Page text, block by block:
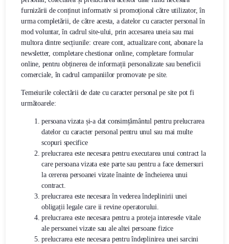
furnizării de conținut informativ si promoțional către utilizator, în
urma completării, de către acesta, a datelor cu caracter personal în
mod voluntar, în cadrul site-ului, prin accesarea uneia sau mai
multora dintre secțiunile: creare cont, actualizare cont, abonare la
newsletter, completare chestionar online, completare formular
online, pentru obținerea de informații personalizate sau beneficii
comerciale, în cadrul campaniilor promovate pe site.
Temeiurile colectării de date cu caracter personal pe site pot fi
următoarele:
persoana vizata și-a dat consimțământul pentru prelucrarea
datelor cu caracter personal pentru unul sau mai multe
scopuri specifice
prelucrarea este necesara pentru executarea unui contract la
care persoana vizata este parte sau pentru a face demersuri
la cererea persoanei vizate înainte de încheierea unui
contract.
prelucrarea este necesara în vederea îndeplinirii unei
obligații legale care ii revine operatorului.
prelucrarea este necesara pentru a proteja interesele vitale
ale persoanei vizate sau ale altei persoane fizice
prelucrarea este necesara pentru îndeplinirea unei sarcini